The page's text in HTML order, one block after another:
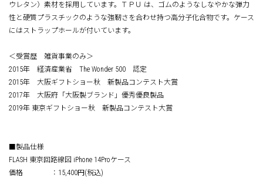
ウレタン）素材を採用しています。ＴＰＵ は、ゴムのようなしなやかな弾力
性と硬質プラスチックのような強靭さを合わせ持つ高分子化合物です。ケース
にはストラップホールが付いています。
＜受賞歴 雑貨事業のみ＞
2015年 経済産業省 The Wonder 500 認定
2015年 大阪ギフトショー秋 新製品コンテスト大賞
2017年 大阪府「大阪製ブランド」優秀優良製品
2019年 東京ギフトショー秋 新製品コンテスト大賞
■製品仕様
FLASH 東京回路線図 iPhone 14Proケース
価格 ：15,400円(税込)